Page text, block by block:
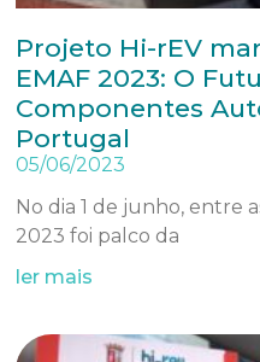
Projeto Hi-rEV
EMAF 2023: O
Componentes
Portugal
05/06/2023
No dia 1 de junho, entre
2023 foi palco da
ler mais